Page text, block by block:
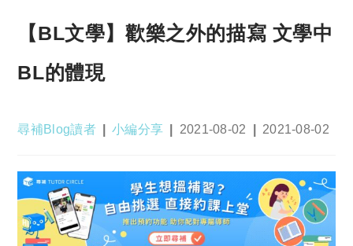
【BL文學】歡樂之外的描寫 文學中
BL的體現
Post
尋補Blog讀者
Post
小編分享
Post
2021-08-02
Post
2021-08-02